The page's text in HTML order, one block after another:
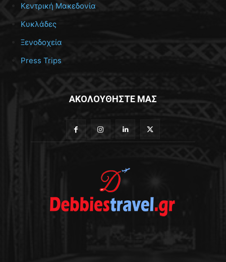
Κεντρική Μακεδονία
Κυκλάδες
Ξενοδοχεία
Press Trips
ΑΚΟΛΟΥΘΗΣΤΕ ΜΑΣ